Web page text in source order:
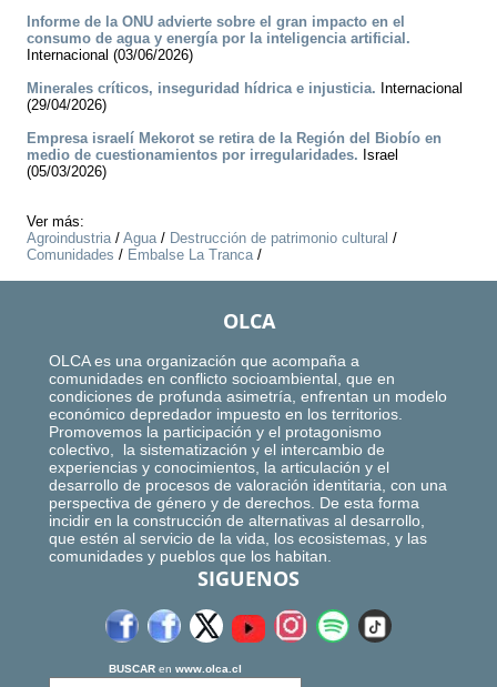
Informe de la ONU advierte sobre el gran impacto en el
consumo de agua y energía por la inteligencia artificial.
Internacional (03/06/2026)
Minerales críticos, inseguridad hídrica e injusticia. Internacional
(29/04/2026)
Empresa israelí Mekorot se retira de la Región del Biobío en
medio de cuestionamientos por irregularidades. Israel
(05/03/2026)
Ver más:
Agroindustria/ Agua/ Destrucción de patrimonio cultural /
Comunidades / Embalse La Tranca/
OLCA
OLCA es una organización que acompaña a
comunidades en conflicto socioambiental, que en
condiciones de profunda asimetría, enfrentan un modelo
económico depredador impuesto en los territorios.
Promovemos la participación y el protagonismo
colectivo, la sistematización y el intercambio de
experiencias y conocimientos, la articulación y el
desarrollo de procesos de valoración identitaria, con una
perspectiva de género y de derechos. De esta forma
incidir en la construcción de alternativas al desarrollo,
que estén al servicio de la vida, los ecosistemas, y las
comunidades y pueblos que los habitan.
SIGUENOS
BUSCAR en www.olca.cl